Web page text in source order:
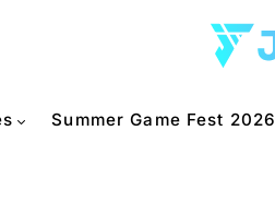
Summer Game Fest 2026